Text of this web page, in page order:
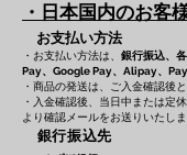
・日本国内のお客
お支払い方法
・お支払い方法は、 銀行振込、
Pay、Google Pay、Alipay、
・商品の発送は、ご入金確認後
・入金確認後、当日中または定
より確認メールをお送りいたしま
銀行振込先